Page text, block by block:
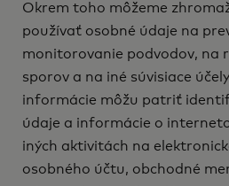
Okrem toho môžeme
používať osobné údaje na
monitorovanie podvodov, na
sporov a na iné súvisiace
informácie môžu patriť
údaje a informácie o
iných aktivitách na
osobného účtu, obchodné